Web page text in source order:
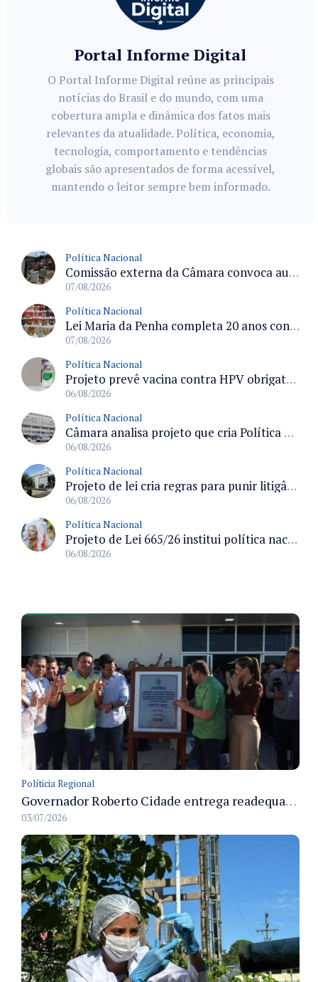
Portal Informe Digital
O Portal Informe Digital reúne as principais
notícias do Brasil e do mundo, com uma
cobertura ampla e dinâmica dos fatos mais
relevantes da atualidade. Política, economia,
tecnologia, comportamento e tendências
globais são apresentados de forma acessível,
mantendo o leitor sempre bem informado.
Política Nacional
Comissão externa da Câmara convoca audiência pública sobre chuvas na Zona da Mata de Minas Gerais e impactos em Juiz de Fora
07/08/2026
Política Nacional
Lei Maria da Penha completa 20 anos consolidada como norma de proteção e medidas protetivas no Brasil
07/08/2026
Política Nacional
Projeto prevê vacina contra HPV obrigatória e testes moleculares para rastreamento do câncer do colo do útero
06/08/2026
Política Nacional
Câmara analisa projeto que cria Política Nacional de Qualificação e Valorização da Preceptoria na Residência Médica
06/08/2026
Política Nacional
Projeto de lei cria regras para punir litigância abusiva reversa e integrar sistemas do Judiciário
06/08/2026
Política Nacional
Projeto de Lei 665/26 institui política nacional para prevenção ao transfeminicídio e prevê medidas de proteção e reparação
06/08/2026
Políticia Regional
Governador Roberto Cidade entrega readequação do ambulatório da FCecon e amplia capacidade de atendimento oncológico em Manaus
03/07/2026